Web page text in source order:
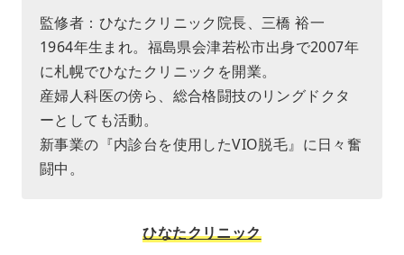
監修者：ひなたクリニック院長、三橋 裕一
1964年生まれ。福島県会津若松市出身で2007年
に札幌でひなたクリニックを開業。
産婦人科医の傍ら、総合格闘技のリングドクタ
ーとしても活動。
新事業の『内診台を使用したVIO脱毛』に日々奮
闘中。
ひなたクリニック